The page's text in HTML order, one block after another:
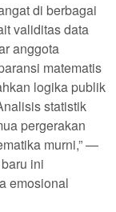
di berbagai
validitas data
anggota
matematis
logika publik
statistik
pergerakan
murni,” —
ini
emosional